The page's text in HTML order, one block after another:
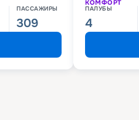
ПАССАЖИРЫ
309
КОМФОРТ
ПАЛУБЫ
4